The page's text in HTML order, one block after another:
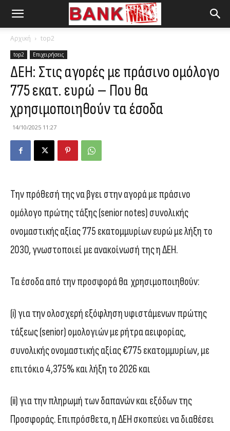
Αρχική top2
top2 Επιχειρήσεις
ΔΕΗ: Στις αγορές με πράσινο ομόλογο
775 εκατ. ευρώ – Που θα
χρησιμοποιηθούν τα έσοδα
14/10/2025 11:27
Την πρόθεσή της να βγει στην αγορά με πράσινο
ομόλογο πρώτης τάξης (senior notes) συνολικής
ονομαστικής αξίας 775 εκατομμυρίων ευρώ με λήξη το
2030, γνωστοποιεί με ανακοίνωσή της η ΔΕΗ.
Τα έσοδα από την προσφορά θα χρησιμοποιηθούν:
(i) για την ολοσχερή εξόφληση υφιστάμενων πρώτης
τάξεως (senior) ομολογιών με ρήτρα αειφορίας,
συνολικής ονομαστικής αξίας €775 εκατομμυρίων, με
επιτόκιο 4,375% και λήξη το 2026 και
(ii) για την πληρωμή των δαπανών και εξόδων της
Προσφοράς. Επιπρόσθετα, η ΔΕΗ σκοπεύει να διαθέσει